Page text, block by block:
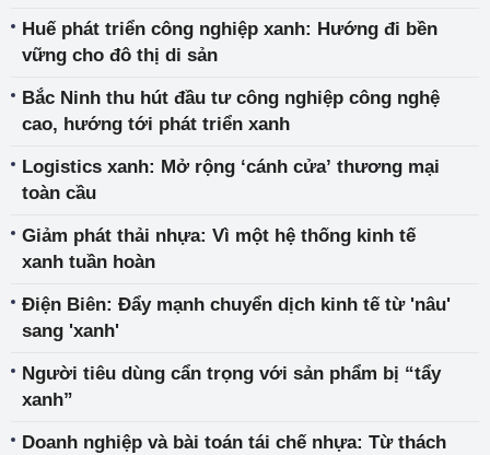
Huế phát triển công nghiệp xanh: Hướng đi bền
vững cho đô thị di sản
Bắc Ninh thu hút đầu tư công nghiệp công nghệ
cao, hướng tới phát triển xanh
Logistics xanh: Mở rộng ‘cánh cửa’ thương mại
toàn cầu
Giảm phát thải nhựa: Vì một hệ thống kinh tế
xanh tuần hoàn
Điện Biên: Đẩy mạnh chuyển dịch kinh tế từ 'nâu'
sang 'xanh'
Người tiêu dùng cẩn trọng với sản phẩm bị “tẩy
xanh”
Doanh nghiệp và bài toán tái chế nhựa: Từ thách